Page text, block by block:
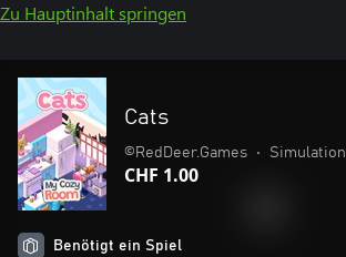
Zu Hauptinhalt springen
Cats
©RedDeer.Games • Simulation
CHF 1.00
Benötigt ein Spiel